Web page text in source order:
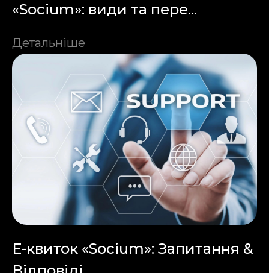
«Socium»: види та пере...
Детальніше
Е-квиток «Socium»: Запитання &